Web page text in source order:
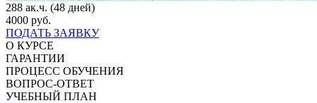
288 ак.ч. (48 дней)
4000 руб.
ПОДАТЬ ЗАЯВКУ
О КУРСЕ
ГАРАНТИИ
ПРОЦЕСС ОБУЧЕНИЯ
ВОПРОС-ОТВЕТ
УЧЕБНЫЙ ПЛАН